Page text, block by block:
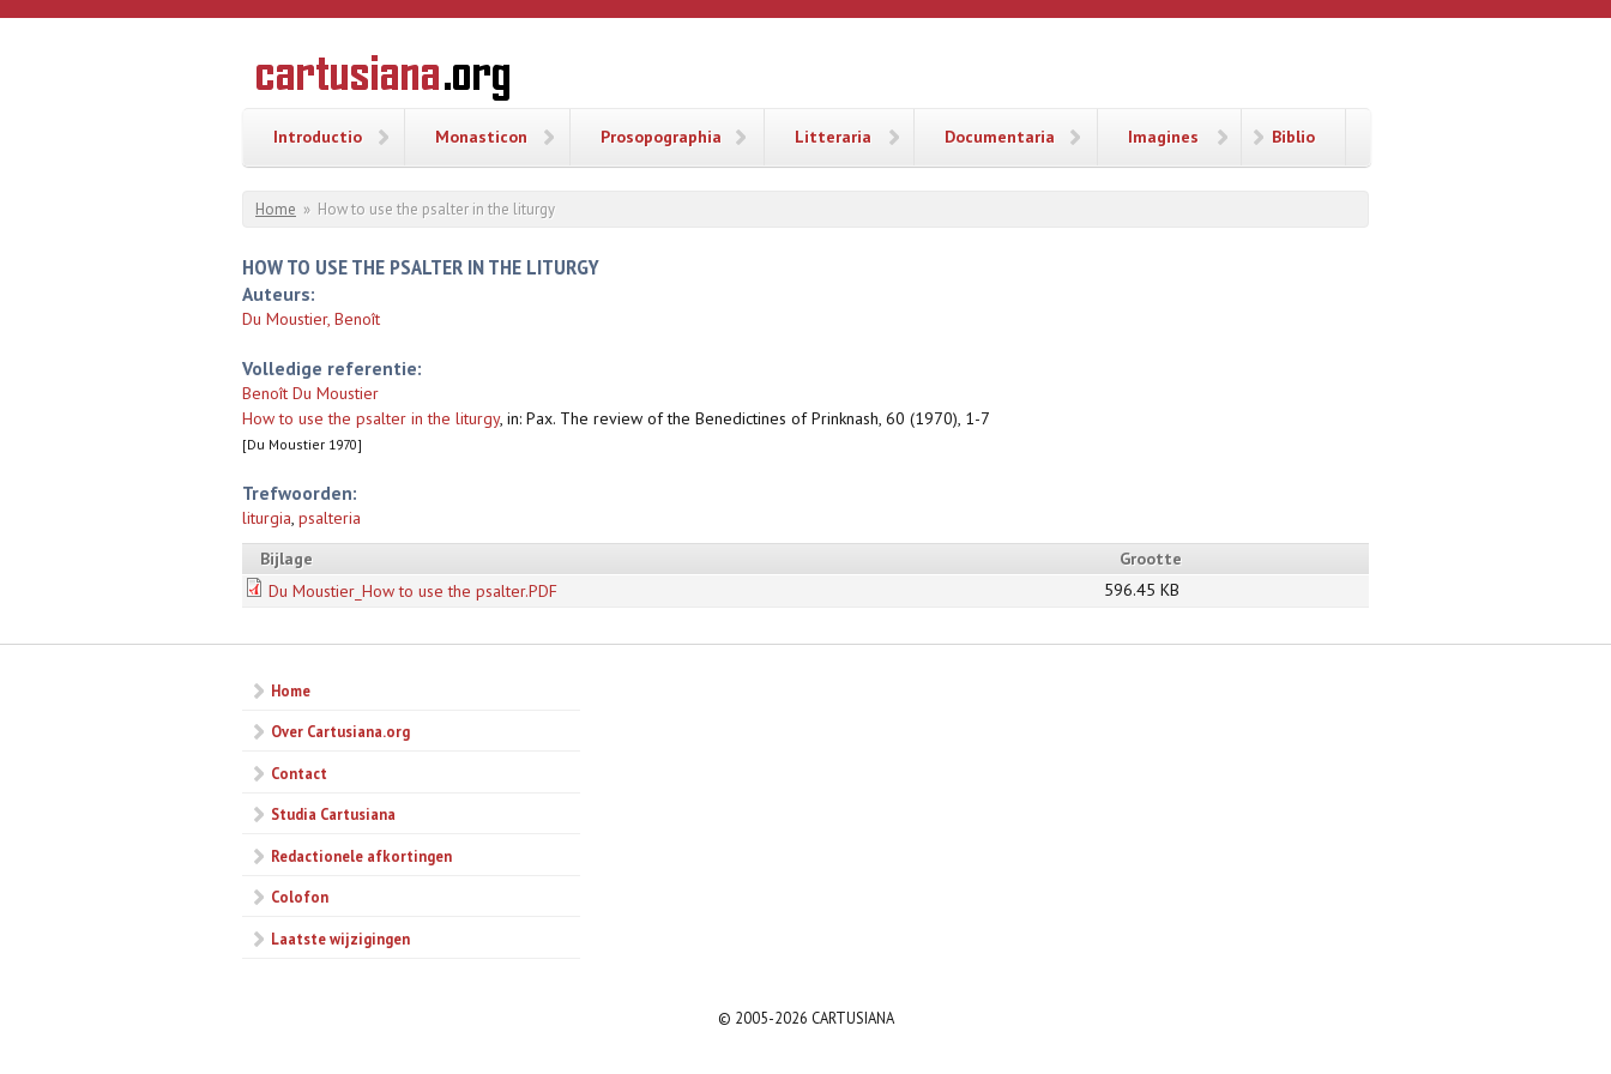
Overslaan en naar de inhoud gaan
CARTUSIANA
Geschiedenis
van de
Introductio Monasticon Prosopographia Litteraria Documentaria Imagines Biblio
U bent hier
Home » How to use the psalter in the liturgy
HOW TO USE THE PSALTER IN THE LITURGY
Auteurs:
Du Moustier, Benoît
Volledige referentie:
Benoît Du Moustier
How to use the psalter in the liturgy, in: Pax. The review of the Benedictines of Prinknash, 60 (1970), 1-7
[Du Moustier 1970]
Trefwoorden:
liturgia, psalteria
Bijlage
Grootte
Du Moustier_How to use the psalter.PDF
596.45 KB
Home
Over Cartusiana.org
Contact
Studia Cartusiana
Redactionele afkortingen
Colofon
Laatste wijzigingen
© 2005-2026 CARTUSIANA